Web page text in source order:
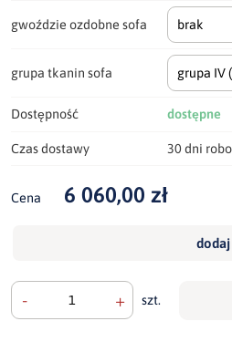
gwoździe ozdobne sofa brak
grupa tkanin sofa grupa IV
Dostępność dostępne
Czas dostawy 30 dni
Cena 6 060,00 zł
- + szt.